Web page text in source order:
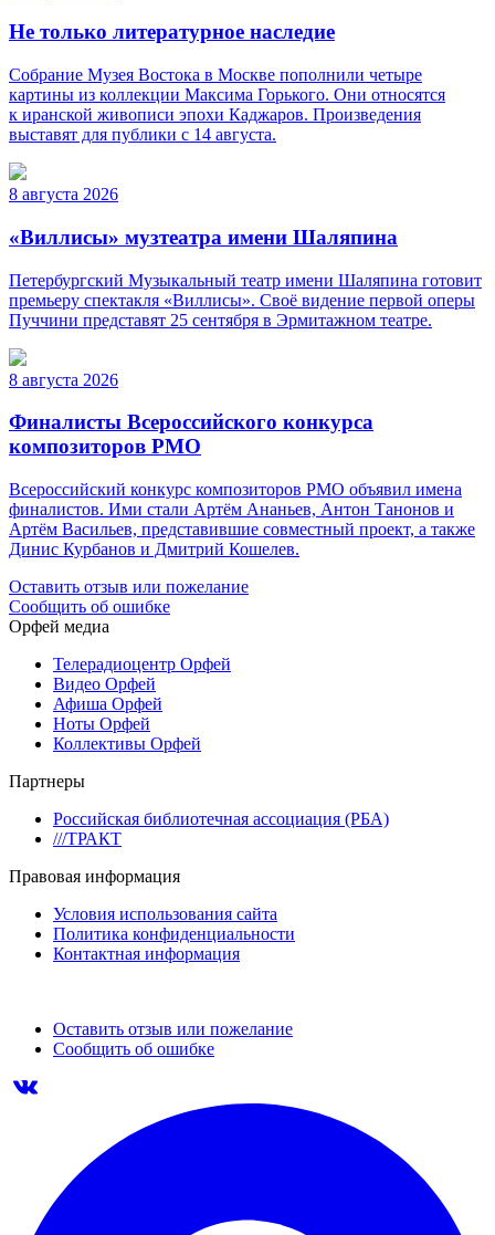
Не только литературное наследие
Собрание Музея Востока в Москве пополнили четыре
картины из коллекции Максима Горького. Они относятся
к иранской живописи эпохи Каджаров. Произведения
выставят для публики с 14 августа.
8 августа 2026
«Виллисы» музтеатра имени Шаляпина
Петербургский Музыкальный театр имени Шаляпина готовит
премьеру спектакля «Виллисы». Своё видение первой оперы
Пуччини представят 25 сентября в Эрмитажном театре.
8 августа 2026
Финалисты Всероссийского конкурса
композиторов РМО
Всероссийский конкурс композиторов РМО объявил имена
финалистов. Ими стали Артём Ананьев, Антон Танонов и
Артём Васильев, представившие совместный проект, а также
Динис Курбанов и Дмитрий Кошелев.
Оставить отзыв или пожелание
Сообщить об ошибке
Орфей медиа
Телерадиоцентр Орфей
Видео Орфей
Афиша Орфей
Ноты Орфей
Коллективы Орфей
Партнеры
Российская библиотечная ассоциация (РБА)
///ТРАКТ
Правовая информация
Условия использования сайта
Политика конфиденциальности
Контактная информация
Оставить отзыв или пожелание
Сообщить об ошибке